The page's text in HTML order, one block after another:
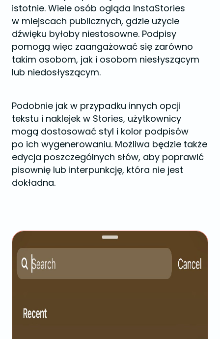
istotnie. Wiele osób ogląda InstaStories
w miejscach publicznych, gdzie użycie
dźwięku byłoby niestosowne. Podpisy
pomogą więc zaangażować się zarówno
takim osobom, jak i osobom niesłyszącym
lub niedosłyszącym.
Podobnie jak w przypadku innych opcji
tekstu i naklejek w Stories, użytkownicy
mogą dostosować styl i kolor podpisów
po ich wygenerowaniu. Możliwa będzie także
edycja poszczególnych słów, aby poprawić
pisownię lub interpunkcję, która nie jest
dokładna.